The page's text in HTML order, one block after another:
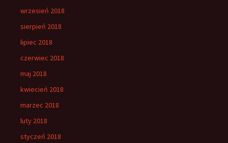
wrzesień 2018
sierpień 2018
lipiec 2018
czerwiec 2018
maj 2018
kwiecień 2018
marzec 2018
luty 2018
styczeń 2018